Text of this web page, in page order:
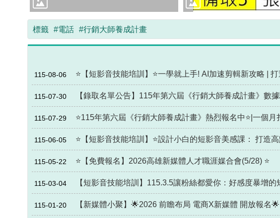
標籤 #電話 #行銷大師養成計畫
115-08-06 ⭐【短影音技能培訓】⭐一學就上手! AI加速剪輯新攻略 |
115-07-30 【錄取名單公告】115年第六屆《行銷大師養成計畫》數
115-07-29 ⭐115年第六屆《行銷大師養成計畫》熱烈報名中⭐|一個月
115-06-05 ⭐【短影音技能培訓】⭐設計小白的短影音美感課： 打造
115-05-22 ⭐【免費報名】2026高雄新媒體人才職涯媒合會(5/28) ⭐
115-03-04 【短影音技能培訓】115.3.5讓粉絲都愛你：好感度暴增的
115-01-20 【新媒體小聚】🌟2026 前瞻布局 電商X新媒體 開放報名🌟